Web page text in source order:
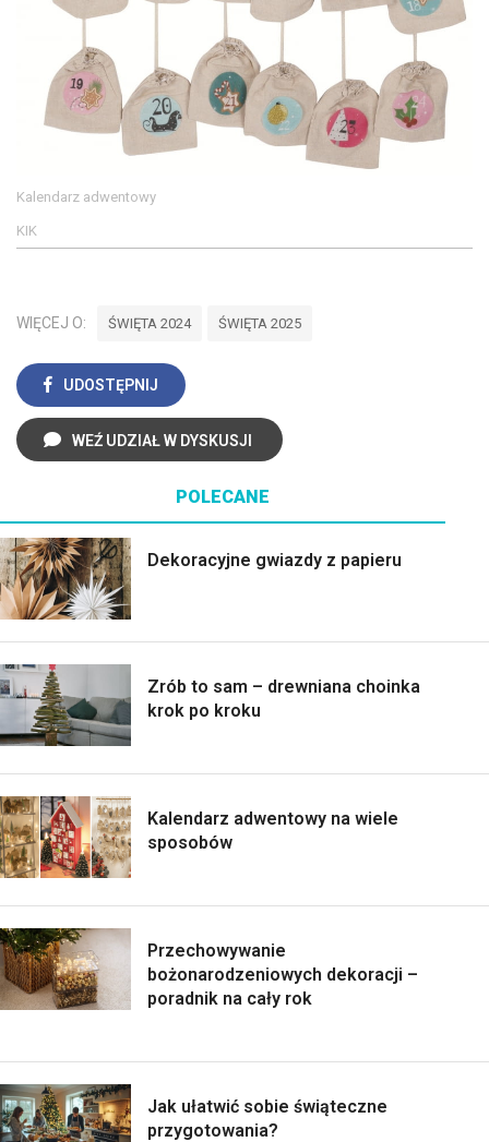
Kalendarz adwentowy
KIK
WIĘCEJ O: ŚWIĘTA 2024 ŚWIĘTA 2025
UDOSTĘPNIJ
WEŹ UDZIAŁ W DYSKUSJI
POLECANE
Dekoracyjne gwiazdy z papieru
Zrób to sam – drewniana choinka
krok po kroku
Kalendarz adwentowy na wiele
sposobów
Przechowywanie
bożonarodzeniowych dekoracji –
poradnik na cały rok
Jak ułatwić sobie świąteczne
przygotowania?